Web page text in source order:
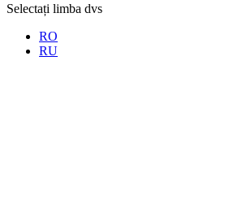
Selectați limba dvs
RO
RU